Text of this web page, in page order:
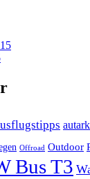
Offroad Outdoor
Bus T3